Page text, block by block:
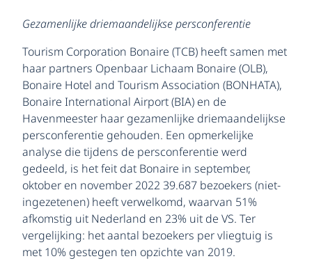
Gezamenlijke driemaandelijkse persconferentie
Tourism Corporation Bonaire (TCB) heeft samen met
haar partners Openbaar Lichaam Bonaire (OLB),
Bonaire Hotel and Tourism Association (BONHATA),
Bonaire International Airport (BIA) en de
Havenmeester haar gezamenlijke driemaandelijkse
persconferentie gehouden. Een opmerkelijke
analyse die tijdens de persconferentie werd
gedeeld, is het feit dat Bonaire in september,
oktober en november 2022 39.687 bezoekers (niet-
ingezetenen) heeft verwelkomd, waarvan 51%
afkomstig uit Nederland en 23% uit de VS. Ter
vergelijking: het aantal bezoekers per vliegtuig is
met 10% gestegen ten opzichte van 2019.